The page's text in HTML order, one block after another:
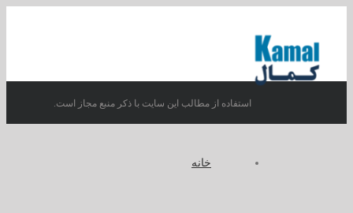
خانه
استفاده از مطالب این سایت با ذکر منبع مجاز است.